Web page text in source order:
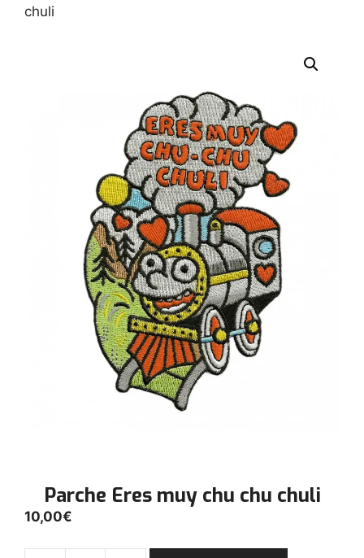
chuli
Parche Eres muy chu chu chuli
10,00€